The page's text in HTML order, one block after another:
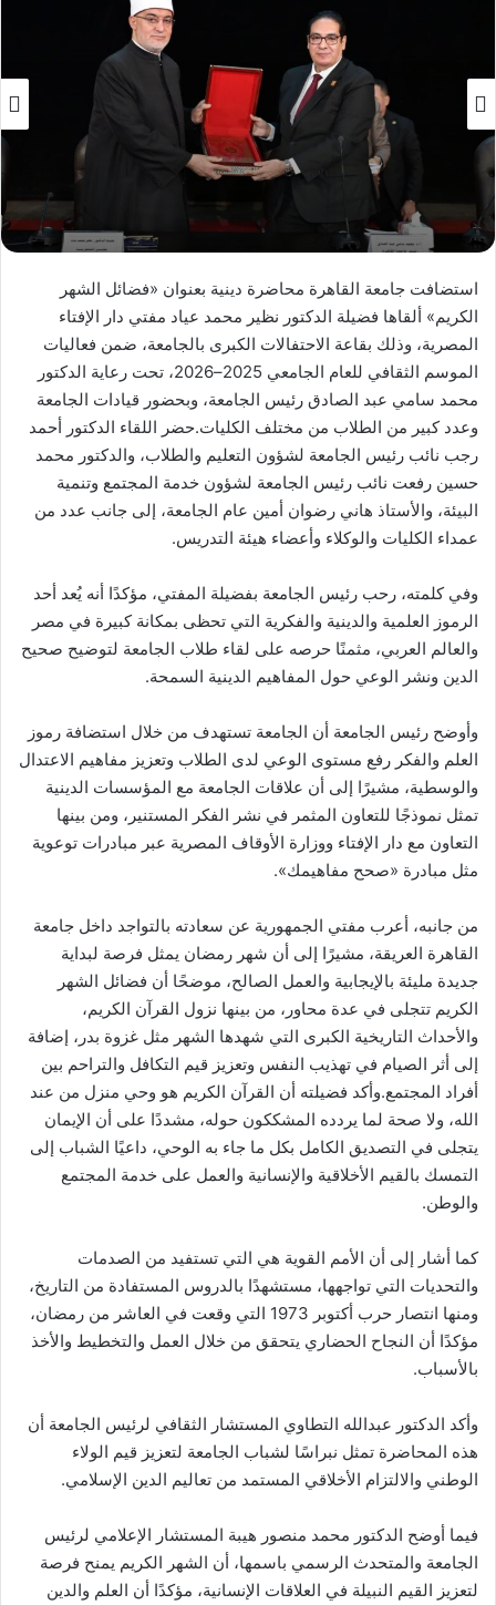
استضافت جامعة القاهرة محاضرة دينية بعنوان «فضائل الشهر
الكريم» ألقاها فضيلة الدكتور نظير محمد عياد مفتي دار الإفتاء
المصرية، وذلك بقاعة الاحتفالات الكبرى بالجامعة، ضمن فعاليات
الموسم الثقافي للعام الجامعي 2025–2026، تحت رعاية الدكتور
محمد سامي عبد الصادق رئيس الجامعة، وبحضور قيادات الجامعة
وعدد كبير من الطلاب من مختلف الكليات.حضر اللقاء الدكتور أحمد
رجب نائب رئيس الجامعة لشؤون التعليم والطلاب، والدكتور محمد
حسين رفعت نائب رئيس الجامعة لشؤون خدمة المجتمع وتنمية
البيئة، والأستاذ هاني رضوان أمين عام الجامعة، إلى جانب عدد من
عمداء الكليات والوكلاء وأعضاء هيئة التدريس.
وفي كلمته، رحب رئيس الجامعة بفضيلة المفتي، مؤكدًا أنه يُعد أحد
الرموز العلمية والدينية والفكرية التي تحظى بمكانة كبيرة في مصر
والعالم العربي، مثمنًا حرصه على لقاء طلاب الجامعة لتوضيح صحيح
الدين ونشر الوعي حول المفاهيم الدينية السمحة.
وأوضح رئيس الجامعة أن الجامعة تستهدف من خلال استضافة رموز
العلم والفكر رفع مستوى الوعي لدى الطلاب وتعزيز مفاهيم الاعتدال
والوسطية، مشيرًا إلى أن علاقات الجامعة مع المؤسسات الدينية
تمثل نموذجًا للتعاون المثمر في نشر الفكر المستنير، ومن بينها
التعاون مع دار الإفتاء ووزارة الأوقاف المصرية عبر مبادرات توعوية
مثل مبادرة «صحح مفاهيمك».
من جانبه، أعرب مفتي الجمهورية عن سعادته بالتواجد داخل جامعة
القاهرة العريقة، مشيرًا إلى أن شهر رمضان يمثل فرصة لبداية
جديدة مليئة بالإيجابية والعمل الصالح، موضحًا أن فضائل الشهر
الكريم تتجلى في عدة محاور، من بينها نزول القرآن الكريم،
والأحداث التاريخية الكبرى التي شهدها الشهر مثل غزوة بدر، إضافة
إلى أثر الصيام في تهذيب النفس وتعزيز قيم التكافل والتراحم بين
أفراد المجتمع.وأكد فضيلته أن القرآن الكريم هو وحي منزل من عند
الله، ولا صحة لما يردده المشككون حوله، مشددًا على أن الإيمان
يتجلى في التصديق الكامل بكل ما جاء به الوحي، داعيًا الشباب إلى
التمسك بالقيم الأخلاقية والإنسانية والعمل على خدمة المجتمع
والوطن.
كما أشار إلى أن الأمم القوية هي التي تستفيد من الصدمات
والتحديات التي تواجهها، مستشهدًا بالدروس المستفادة من التاريخ،
ومنها انتصار حرب أكتوبر 1973 التي وقعت في العاشر من رمضان،
مؤكدًا أن النجاح الحضاري يتحقق من خلال العمل والتخطيط والأخذ
بالأسباب.
وأكد الدكتور عبدالله التطاوي المستشار الثقافي لرئيس الجامعة أن
هذه المحاضرة تمثل نبراسًا لشباب الجامعة لتعزيز قيم الولاء
الوطني والالتزام الأخلاقي المستمد من تعاليم الدين الإسلامي.
فيما أوضح الدكتور محمد منصور هيبة المستشار الإعلامي لرئيس
الجامعة والمتحدث الرسمي باسمها، أن الشهر الكريم يمنح فرصة
لتعزيز القيم النبيلة في العلاقات الإنسانية، مؤكدًا أن العلم والدين